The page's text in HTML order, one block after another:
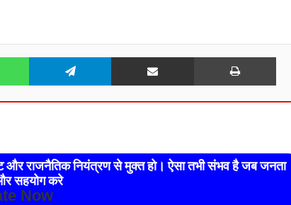
WhatsApp Telegram Share via Email Print
और राजनैतिक नियंत्रण से मुक्त हो। ऐसा तभी संभव है जब जनता
सहयोग करे
Now